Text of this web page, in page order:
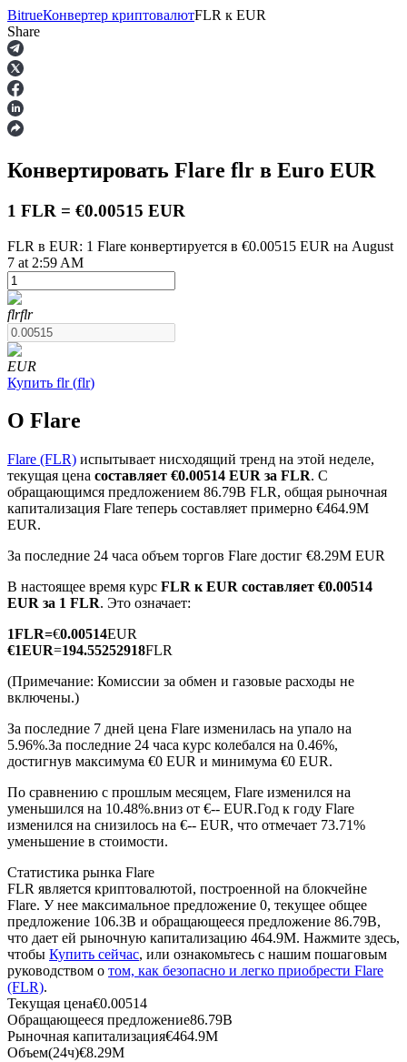
Фьючерсы
USDT-фьючерсы
Фьючерсы с использованием USDT в качестве
обеспечения
Криптовалютные фьючерсы
Деривативы на акции, форекс, драгоценные металлы и
Фьючерсы с использованием USDC в качестве
обеспечения
BitrueКонвертер криптовалютFLR к EUR
Share
Конвертировать Flare flr в Euro EUR
1 FLR = €0.00515 EUR
FLR в EUR: 1 Flare конвертируется в €0.00515 EUR на August
7 at 2:59 AM
flrflr
EUR
Купить flr(flr)
О Flare
Flare (FLR) испытывает нисходящий тренд на этой неделе,
текущая цена составляет €0.00514 EUR за FLR. С
обращающимся предложением 86.79B FLR, общая рыночная
капитализация Flare теперь составляет примерно €464.9M
EUR.
За последние 24 часа объем торгов Flare достиг €8.29M EUR
В настоящее время курс FLR к EUR составляет €0.00514
EUR за 1 FLR. Это означает:
1FLR=€0.00514EUR
€1EUR=194.55252918FLR
(Примечание: Комиссии за обмен и газовые расходы не
включены.)
За последние 7 дней цена Flare изменилась на упало на
5.96%.За последние 24 часа курс колебался на 0.46%,
достигнув максимума €0 EUR и минимума €0 EUR.
По сравнению с прошлым месяцем, Flare изменился на
уменьшился на 10.48%.вниз от €-- EUR.Год к году Flare
изменился на снизилось на €-- EUR, что отмечает 73.71%
уменьшение в стоимости.
Статистика рынка Flare
FLR является криптовалютой, построенной на блокчейне
Flare. У нее максимальное предложение 0, текущее общее
предложение 106.3B и обращающееся предложение 86.79B,
что дает ей рыночную капитализацию 464.9M. Нажмите здесь,
чтобы Купить сейчас, или ознакомьтесь с нашим пошаговым
руководством о том, как безопасно и легко приобрести Flare
(FLR).
Текущая цена€0.00514
Обращающееся предложение86.79B
Рыночная капитализация€464.9M
Объем(24ч)€8.29M